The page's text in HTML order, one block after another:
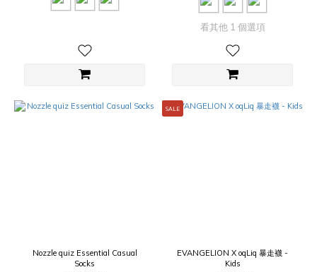
看其他 1 個選項
Nozzle quiz Essential Casual
Socks
SALE
EVANGELION X oqLiq 暴走襪 -
Kids